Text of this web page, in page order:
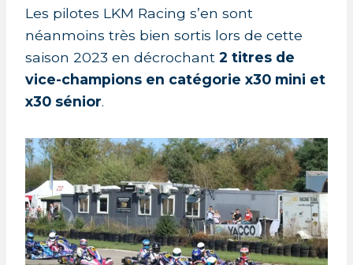
Les pilotes LKM Racing s’en sont
néanmoins très bien sortis lors de cette
saison 2023 en décrochant 2 titres de
vice-champions en catégorie x30 mini et
x30 sénior.